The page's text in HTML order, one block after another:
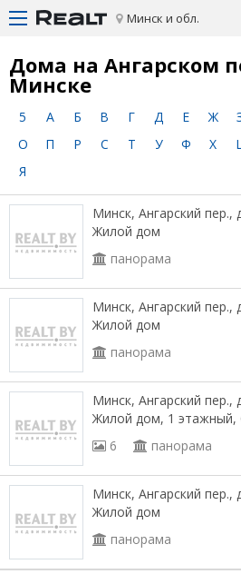
Минск и обл.
Дома на Ангарском
Минске
5 А Б В Г Д Е Ж
О
П Р С Т У Ф Х
Я
Минск, Ангарский пер.,
Жилой дом
панорама
Минск, Ангарский пер.,
Жилой дом
панорама
Минск, Ангарский пер.,
Жилой дом, 1 этажный,
6
панорама
Минск, Ангарский пер.,
Жилой дом
панорама